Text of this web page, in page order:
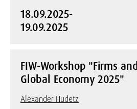
18.09.2025-
19.09.2025
FIW-Workshop "Firms
Global Economy 2025"
Alexander Hudetz